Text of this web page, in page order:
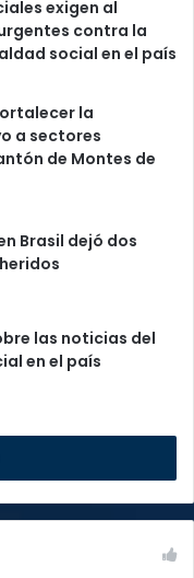
exigen al
contra la
social en el país
la
a sectores
de Montes de
Brasil dejó dos
las noticias del
en el país